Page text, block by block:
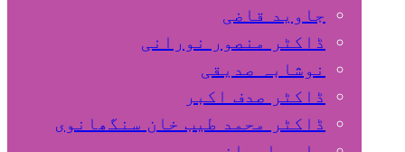
جاوید قاضی
ڈاکٹر منصور نورانی
نوشابہ صدیقی
ڈاکٹر صدف اکبر
ڈاکٹر محمد طیب خان سنگھانوی